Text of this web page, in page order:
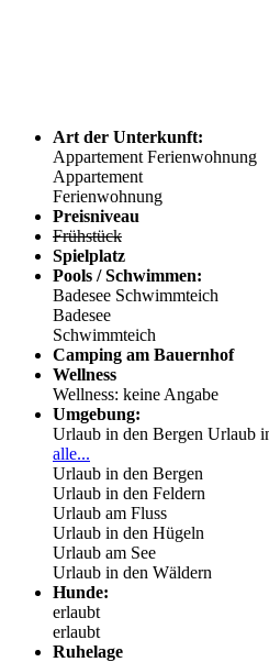
Art der Unterkunft:
Appartement Ferienwohnung
Appartement
Ferienwohnung
Preisniveau
Frühstück
Spielplatz
Pools / Schwimmen:
Badesee Schwimmteich
Badesee
Schwimmteich
Camping am Bauernhof
Wellness
Wellness: keine Angabe
Umgebung:
Urlaub in den Bergen Urlaub
alle...
Urlaub in den Bergen
Urlaub in den Feldern
Urlaub am Fluss
Urlaub in den Hügeln
Urlaub am See
Urlaub in den Wäldern
Hunde:
erlaubt
erlaubt
Ruhelage